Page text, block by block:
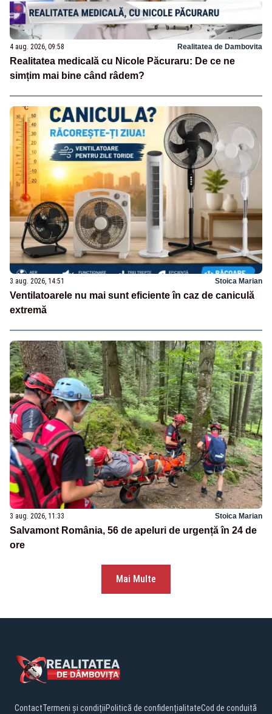
4 aug. 2026, 09:58 Realitatea de Dambovita
Realitatea medicală cu Nicole Păcuraru: De ce ne
simțim mai bine când râdem?
3 aug. 2026, 14:51 Stoica Marian
Ventilatoarele nu mai sunt eficiente în caz de caniculă
extremă
3 aug. 2026, 11:33 Stoica Marian
Salvamont România, 56 de apeluri de urgență în 24 de
ore
Mai Multe
ContactTermeni și condițiiPolitică de confidențialitateCod de conduită